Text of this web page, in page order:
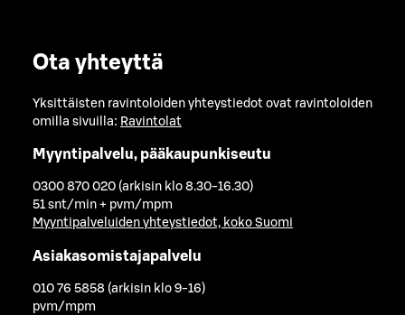
Ota yhteyttä
Yksittäisten ravintoloiden yhteystiedot ovat ravintoloiden
omilla sivuilla: Ravintolat
Myyntipalvelu, pääkaupunkiseutu
0300 870 020 (arkisin klo 8.30-16.30)
51 snt/min + pvm/mpm
Myyntipalveluiden yhteystiedot, koko Suomi
Asiakasomistajapalvelu
010 76 5858 (arkisin klo 9-16)
pvm/mpm